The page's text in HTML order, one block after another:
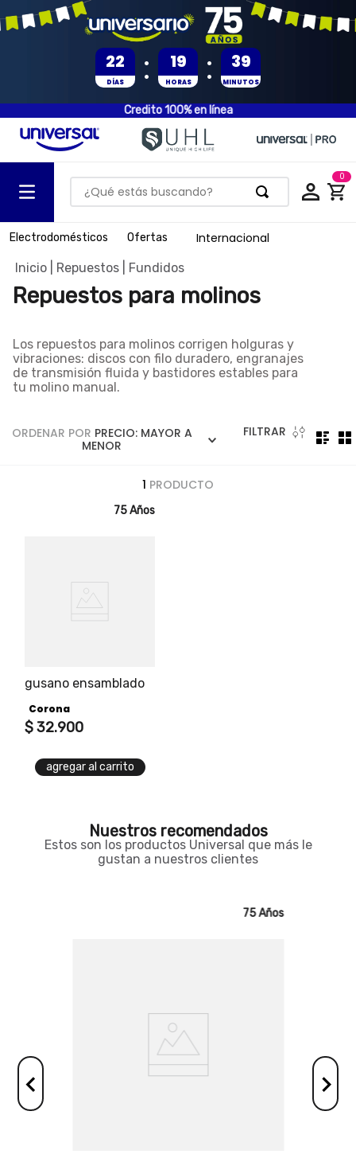
22
DÍAS : 19
HORAS : 39
MINUTOS
Credito 100% en línea
¿Qué estás buscando? 0
Electrodomésticos Ofertas Internacional
Repuestos Fundidos
Repuestos para molinos
Los repuestos para molinos corrigen holguras y
vibraciones: discos con filo duradero, engranajes
de transmisión fluida y bastidores estables para
tu molino manual.
ORDENAR POR PRECIO: MAYOR A
MENOR
FILTRAR
1 PRODUCTO
75 Años
gusano ensamblado
Corona
$32.900
agregar al carrito
Nuestros recomendados
Estos son los productos Universal que más le
gustan a nuestros clientes
75 Años
TÉRMINOS MÁS BUSCADOS
batería
.
ventilador
.
licuadora
.
ollas